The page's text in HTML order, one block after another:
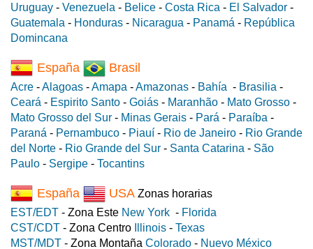
Uruguay - Venezuela - Belice - Costa Rica - El Salvador -
Guatemala - Honduras - Nicaragua - Panamá - República
Domincana
España Brasil
Acre -Alagoas -Amapa -Amazonas - Bahía - Brasilia -
Ceará - Espirito Santo - Goiás - Maranhão - Mato Grosso -
Mato Grosso del Sur - Minas Gerais - Pará - Paraíba -
Paraná - Pernambuco - Piauí - Rio de Janeiro - Rio Grande
del Norte - Rio Grande del Sur - Santa Catarina - São
Paulo - Sergipe - Tocantins
España USA Zonas horarias
EST/EDT - Zona Este New York - Florida
CST/CDT - Zona Centro Illinois - Texas
MST/MDT - Zona Montaña Colorado - Nuevo México